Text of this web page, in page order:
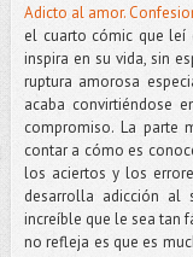
Adicto al amor.
el cuarto cómic que leí
inspira en su vida, sin
ruptura amorosa
acaba convirtiéndose
compromiso. La parte
contar a cómo es
los aciertos y los
desarrolla adicción
increíble que le sea tan
no refleja es que es